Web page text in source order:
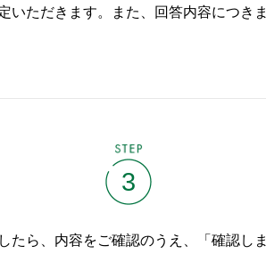
いただきます。また、回答内容につき
3
たら、内容をご確認のうえ、「確認し